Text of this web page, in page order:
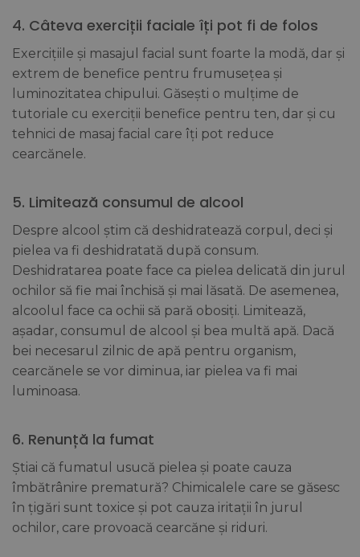
4. Câteva exerciții faciale îți pot fi de folos
Exercițiile și masajul facial sunt foarte la modă, dar și
extrem de benefice pentru frumusețea și
luminozitatea chipului. Găsești o mulțime de
tutoriale cu exerciții benefice pentru ten, dar și cu
tehnici de masaj facial care îți pot reduce
cearcănele.
5. Limitează consumul de alcool
Despre alcool știm că deshidratează corpul, deci și
pielea va fi deshidratată după consum.
Deshidratarea poate face ca pielea delicată din jurul
ochilor să fie mai închisă și mai lăsată. De asemenea,
alcoolul face ca ochii să pară obosiți. Limitează,
așadar, consumul de alcool și bea multă apă. Dacă
bei necesarul zilnic de apă pentru organism,
cearcănele se vor diminua, iar pielea va fi mai
luminoasa.
6. Renunță la fumat
Știai că fumatul usucă pielea și poate cauza
îmbătrânire prematură? Chimicalele care se găsesc
în țigări sunt toxice și pot cauza iritații în jurul
ochilor, care provoacă cearcăne și riduri.